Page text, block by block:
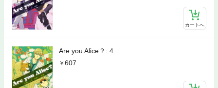
カートへ
Are you Alice？: 4
607